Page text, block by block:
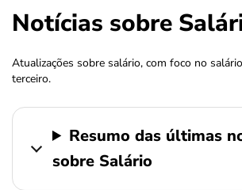
guia do trabalhador
crédito fácil
Notícias sobre
Atualizações sobre salário, com foco no
terceiro.
Resumo das últimas
sobre Salário